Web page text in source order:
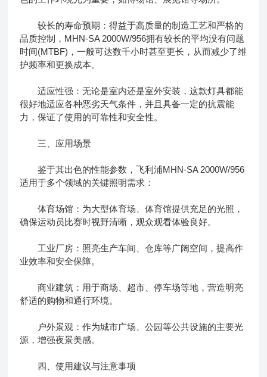
较长的寿命预期：得益于高质量的制造工艺和严格的
品质控制，MHN-SA 2000W/956拥有较长的平均没有问题
时间(MTBF)，一般可达数千小时甚至更长，从而减少了维
护频率和更换成本。
适应性强：无论是室内还是室外安装，这款灯具都能
很好地适应各种恶劣天气条件，并且具备一定的抗震能
力，保证了使用的可靠性和安全性。
三、应用场景
鉴于其出色的性能参数，飞利浦MHN-SA 2000W/956
适用于多个领域的关键照明需求：
体育场馆：为大型体育场、体育馆提供充足的光照，
确保运动员比赛时视野清晰，观众观看体验良好。
工业厂房：照亮生产车间、仓库等广阔空间，提高作
业效率和安全保障。
商业建筑：用于商场、超市、停车场等地，营造明亮
舒适的购物和通行环境。
户外景观：作为城市广场、公园等公共设施的主要光
源，增强夜景美感。
四、使用建议与注意事项